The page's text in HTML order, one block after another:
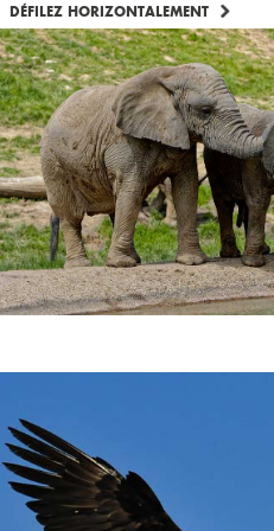
DÉFILEZ HORIZONTALEMENT